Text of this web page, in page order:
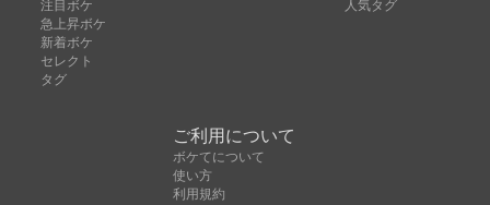
注目ボケ
急上昇ボケ
新着ボケ
セレクト
タグ
人気タグ
ご利用について
ボケてについて
使い方
利用規約